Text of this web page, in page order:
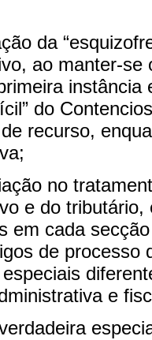
da
ao manter-se
do
recurso,
no
e do
em cada
de processo
e